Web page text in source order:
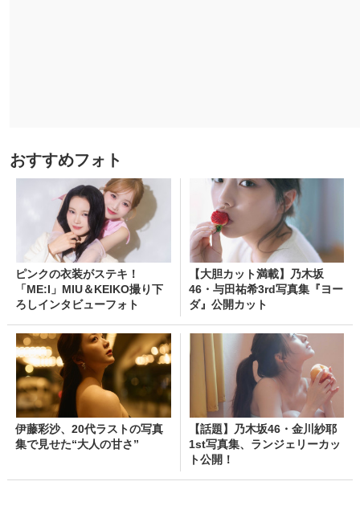
おすすめフォト
ピンクの衣装がステキ！
「ME:I」MIU＆KEIKO撮り下
ろしインタビューフォト
【大胆カット満載】乃木坂
46・与田祐希3rd写真集『ヨー
ダ』公開カット
伊藤彩沙、20代ラストの写真
集で見せた“大人の甘さ”
【話題】乃木坂46・金川紗耶
1st写真集、ランジェリーカッ
ト公開！